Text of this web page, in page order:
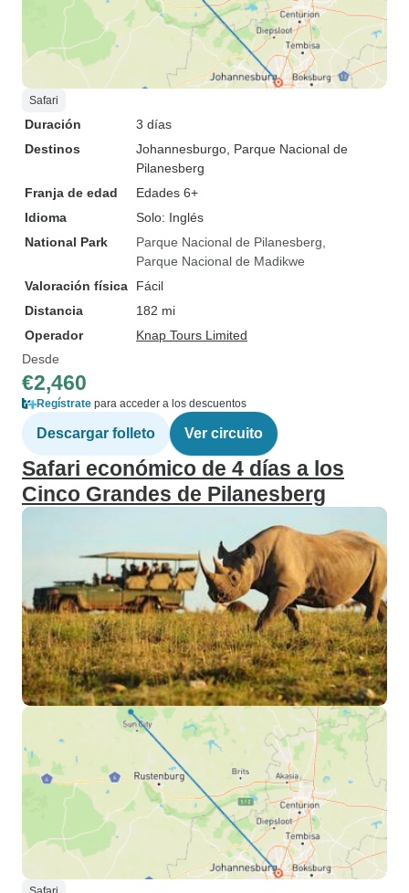
Safari
Duración
3 días
Destinos
Johannesburgo , Parque Nacional de
Pilanesberg
Franja de edad
Edades 6+
Idioma
Solo: Inglés
National Park
Parque Nacional de Pilanesberg
Parque Nacional de Madikwe
Valoración física
Fácil
Distancia
182 mi
Operador
Knap Tours Limited
Desde
€2,460
Regístrate para acceder a los descuentos
Descargar folleto Ver circuito
Safari económico de 4 días a los
Cinco Grandes de Pilanesberg